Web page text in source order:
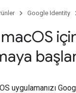
Google Identity
OS
uygulamanızı